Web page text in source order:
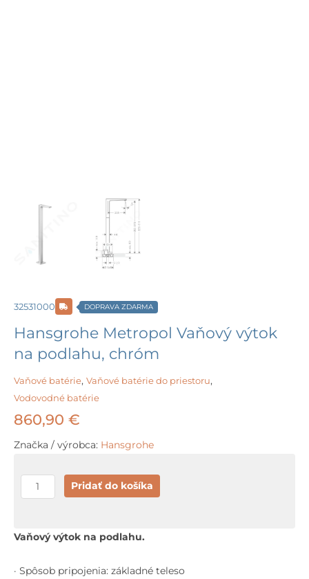
32531000 DOPRAVA ZDARMA
Hansgrohe Metropol Vaňový výtok
na podlahu, chróm
Vaňové batérie, Vaňové batérie do priestoru,
Vodovodné batérie
860,90 €
Značka / výrobca: Hansgrohe
množstvo
Hansgrohe
Vaňový
na
Pridať do košíka
Vaňový výtok na podlahu.
· Spôsob pripojenia: základné teleso